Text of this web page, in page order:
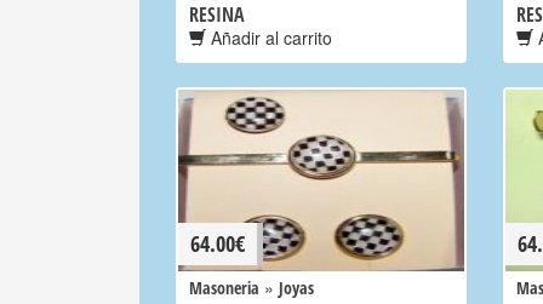
RESINA
Añadir al carrito
64.00€
Masoneria » Joyas